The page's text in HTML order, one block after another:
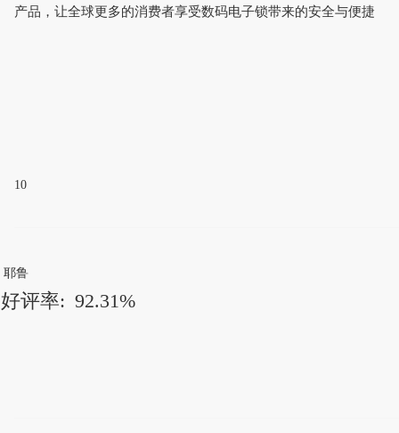
产品，让全球更多的消费者享受数码电子锁带来的安全与便捷
10
耶鲁
好评率: 92.31%